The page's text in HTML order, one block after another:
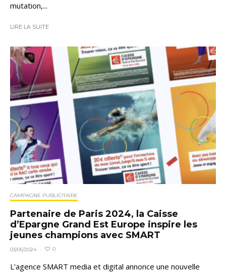
mutation,...
LIRE LA SUITE
CAMPAGNE PUBLICITAIRE
Partenaire de Paris 2024, la Caisse
d’Epargne Grand Est Europe inspire les
jeunes champions avec SMART
03/05/2024 · 0
L’agence SMART media et digital annonce une nouvelle